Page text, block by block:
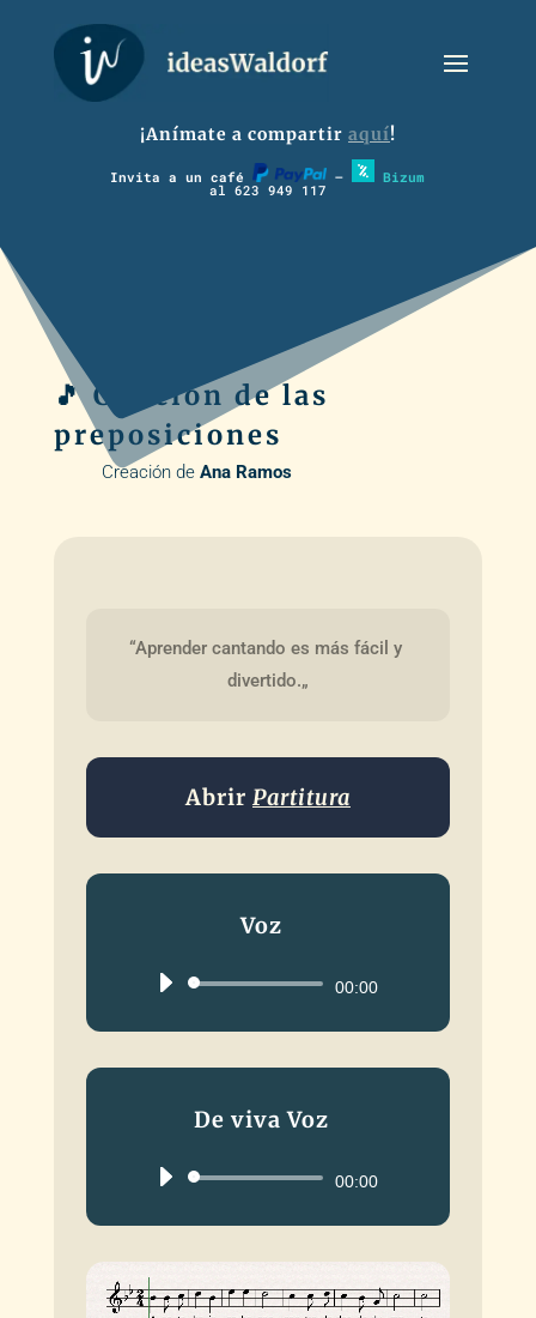
¡Anímate a compartir aquí!
Invita a un café – Bizum
al 623 949 117
🎵 Canción de las
preposiciones
Creación de Ana Ramos
“Aprender cantando es más fácil y
divertido.„
Abrir Partitura
Voz
Reproductor00:00
De viva Voz
Reproductor00:00